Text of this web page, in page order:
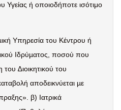
ή οποιοδήποτε ισότιμο
Υπηρεσία του Κέντρου ή
Ιδρύµατος, ποσού που
∆ιοικητικού του
αποδεικνύεται µε
β) Ιατρικά